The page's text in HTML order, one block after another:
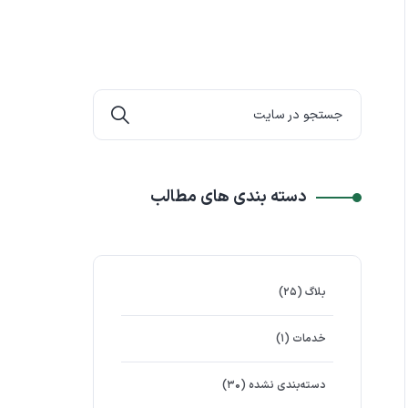
دسته بندی های مطالب
بلاگ (۲۵)
خدمات (۱)
دسته‌بندی نشده (۳۰)